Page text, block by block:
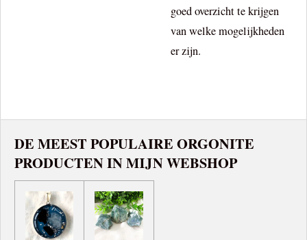
goed overzicht te krijgen
van welke mogelijkheden
er zijn.
DE MEEST POPULAIRE ORGONITE
PRODUCTEN IN MIJN WEBSHOP